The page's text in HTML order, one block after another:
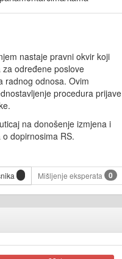
nastaje pravni okvir koji
određene poslove
radnog odnosa. Ovim
procedura prijave
na donošenje izmjena i
dopirnosima RS.
Mišljenje eksperata 0